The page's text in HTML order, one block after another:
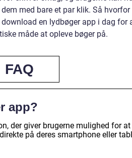
med bare et par klik. Så hvorfor
en lydbøger app i dag for
måde at opleve bøger på.
FAQ
app?
der giver brugerne mulighed for at
på deres smartphone eller